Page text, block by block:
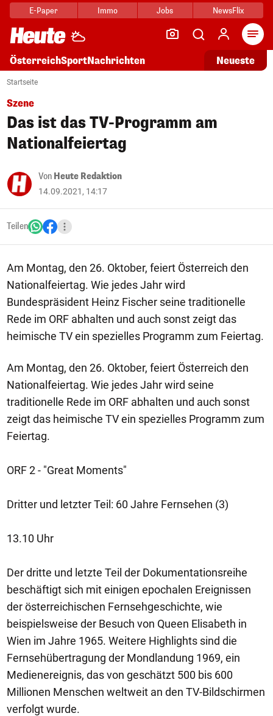
E-Paper Immo Jobs NewsFlix
ÖsterreichSportNachrichten Neueste
Startseite
Szene
Das ist das TV-Programm am
Nationalfeiertag
Von Heute Redaktion
14.09.2021, 14:17
Teilen
Am Montag, den 26. Oktober, feiert Österreich den
Nationalfeiertag. Wie jedes Jahr wird
Bundespräsident Heinz Fischer seine traditionelle
Rede im ORF abhalten und auch sonst zeigt das
heimische TV ein spezielles Programm zum Feiertag.
Am Montag, den 26. Oktober, feiert Österreich den
Nationalfeiertag. Wie jedes Jahr wird seine
traditionelle Rede im ORF abhalten und auch sonst
zeigt das heimische TV ein spezielles Programm zum
Feiertag.
ORF 2 - "Great Moments"
Dritter und letzter Teil: 60 Jahre Fernsehen (3)
13.10 Uhr
Der dritte und letzte Teil der Dokumentationsreihe
beschäftigt sich mit einigen epochalen Ereignissen
der österreichischen Fernsehgeschichte, wie
beispielsweise der Besuch von Queen Elisabeth in
Wien im Jahre 1965. Weitere Highlights sind die
Fernsehübertragung der Mondlandung 1969, ein
Medienereignis, das von geschätzt 500 bis 600
Millionen Menschen weltweit an den TV-Bildschirmen
verfolgt wurde.